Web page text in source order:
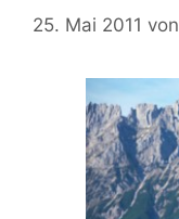
25. Mai 2011 von